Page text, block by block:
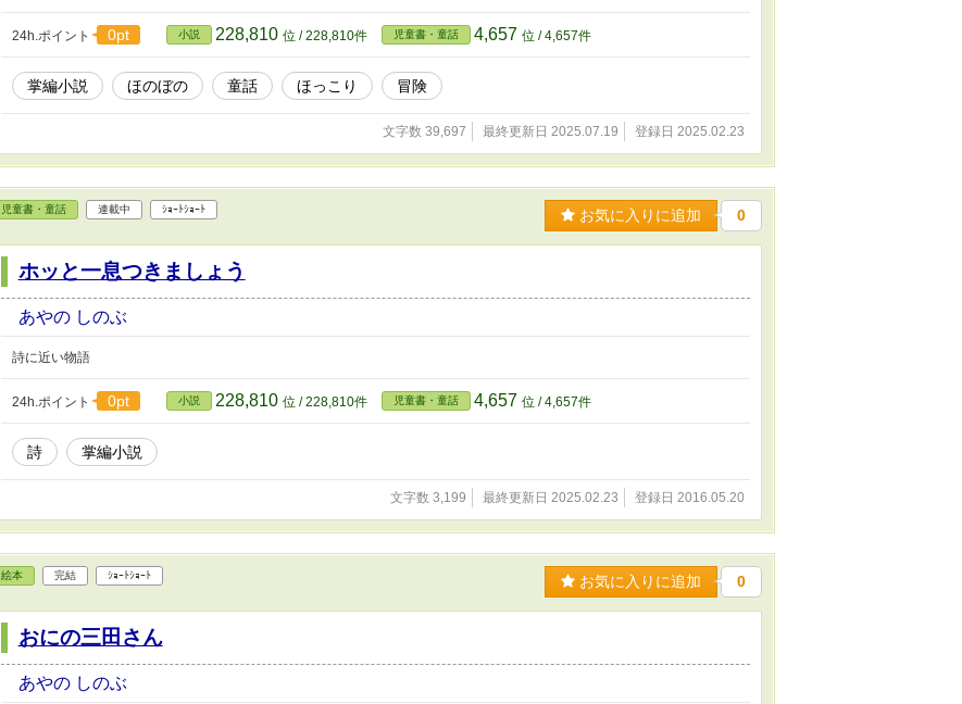
24h.ポイント 0pt 小説 228,810 位 / 228,810件 児童書・童話 4,657 位 / 4,657件
掌編小説 ほのぼの 童話 ほっこり 冒険
文字数 39,697 最終更新日 2025.07.19 登録日 2025.02.23
児童書・童話 連載中 ｼｮｰﾄｼｮｰﾄ お気に入りに追加 0
ホッと一息つきましょう
あやの しのぶ
詩に近い物語
24h.ポイント 0pt 小説 228,810 位 / 228,810件 児童書・童話 4,657 位 / 4,657件
詩 掌編小説
文字数 3,199 最終更新日 2025.02.23 登録日 2016.05.20
絵本 完結 ｼｮｰﾄｼｮｰﾄ お気に入りに追加 0
おにの三田さん
あやの しのぶ